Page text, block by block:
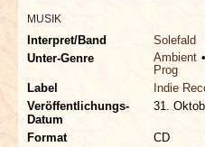
LINKS
ARCHIV
MUSIK
Interpret/Band
Solefald
Unter-Genre
Ambient
Prog
Label
Indie
Veröffentlichungs-
Datum
31.
Format
CD